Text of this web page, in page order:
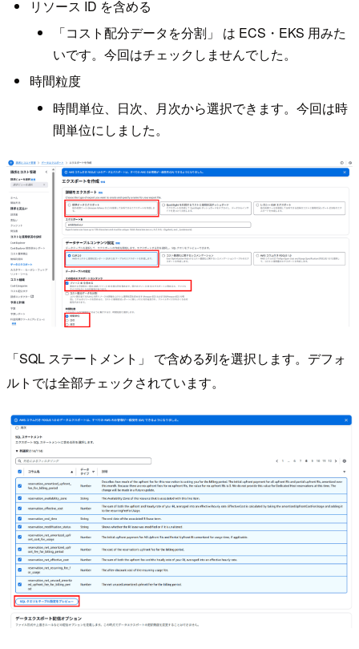
リソース ID を含める
「コスト配分データを分割」 は ECS・EKS 用みた
いです。今回はチェックしませんでした。
時間粒度
時間単位、日次、月次から選択できます。今回は時
間単位にしました。
「SQL ステートメント」 で含める列を選択します。デフォ
ルトでは全部チェックされています。